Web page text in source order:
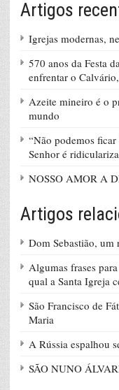
Artigos
Igrejas modernas,
570 anos da Festa
enfrentar o
Azeite mineiro é o
mundo
“Não podemos
Senhor é
NOSSO AMOR A
Artigos
Dom Sebastião, um
Algumas frases
qual a Santa Igreja
São Francisco de
Maria
A Rússia espalhou
SÃO NUNO